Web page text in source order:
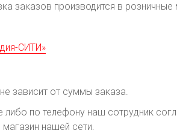
заказов производится в розничные
СИТИ»
зависит от суммы заказа.
по телефону наш сотрудник
нашей сети.